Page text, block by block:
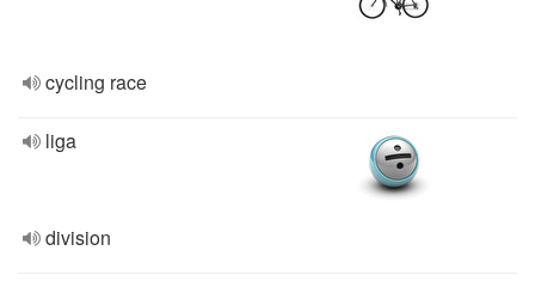
cycling race
liga
division